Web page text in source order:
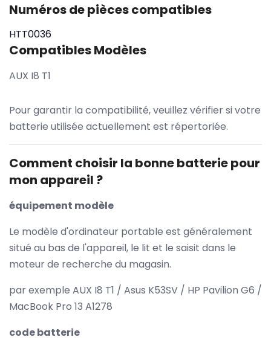
Numéros de pièces compatibles
HTT0036
Compatibles Modèles
AUX I8 T1
Pour garantir la compatibilité, veuillez vérifier si votre
batterie utilisée actuellement est répertoriée.
Comment choisir la bonne batterie pour
mon appareil ?
équipement modèle
Le modèle d'ordinateur portable est généralement
situé au bas de l'appareil, le lit et le saisit dans le
moteur de recherche du magasin.
par exemple AUX I8 T1 / Asus K53SV / HP Pavilion G6 /
MacBook Pro 13 A1278
code batterie